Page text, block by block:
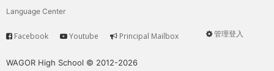
Language Center
User
管理登入
Service
Facebook Youtube Principal Mailbox
WAGOR High School © 2012-2026